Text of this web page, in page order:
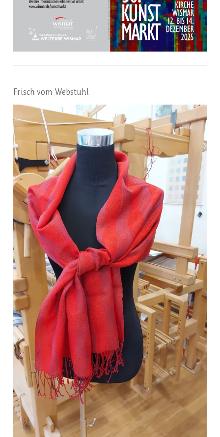
Frisch vom Webstuhl